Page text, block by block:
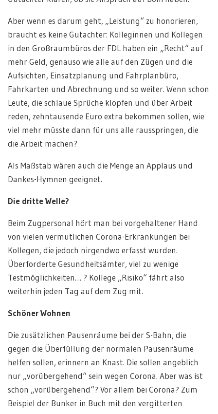
Aber wenn es darum geht, „Leistung“ zu honorieren,
braucht es keine Gutachter: Kolleginnen und Kollegen
in den Großraumbüros der FDL haben ein „Recht“ auf
mehr Geld, genauso wie alle auf den Zügen und die
Aufsichten, Einsatzplanung und Fahrplanbüro,
Fahrkarten und Abrechnung und so weiter. Wenn schon
Leute, die schlaue Sprüche klopfen und über Arbeit
reden, zehntausende Euro extra bekommen sollen, wie
viel mehr müsste dann für uns alle rausspringen, die
die Arbeit machen?
Als Maßstab wären auch die Menge an Applaus und
Dankes-Hymnen geeignet.
Die dritte Welle?
Beim Zugpersonal hört man bei vorgehaltener Hand
von vielen vermutlichen Corona-Erkrankungen bei
Kollegen, die jedoch nirgendwo erfasst wurden.
Überforderte Gesundheitsämter, viel zu wenige
Testmöglichkeiten… ? Kollege „Risiko“ fährt also
weiterhin jeden Tag auf dem Zug mit.
Schöner Wohnen
Die zusätzlichen Pausenräume bei der S-Bahn, die
gegen die Überfüllung der normalen Pausenräume
helfen sollen, erinnern an Knast. Die sollen angeblich
nur „vorübergehend“ sein wegen Corona. Aber was ist
schon „vorübergehend“? Vor allem bei Corona? Zum
Beispiel der Bunker in Buch mit den vergitterten